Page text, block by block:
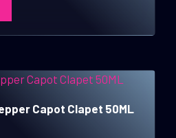
Capot Clapet 50ML